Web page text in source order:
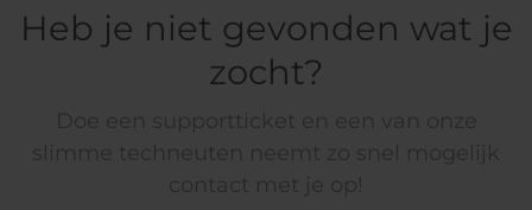
Heb je niet gevonden wat je
zocht?